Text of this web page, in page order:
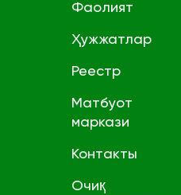
Фаолият
Ҳужжатлар
Реестр
Матбуот
маркази
Контакты
Очиқ